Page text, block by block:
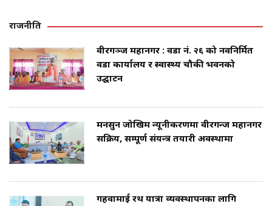
राजनीति
वीरगञ्ज महानगर : वडा नं. २६ को नवनिर्मित
वडा कार्यालय र स्वास्थ्य चौकी भवनको
उद्घाटन
मनसुन जोखिम न्यूनीकरणमा वीरगन्ज महानगर
सक्रिय, सम्पूर्ण संयन्त्र तयारी अवस्थामा
गहवामाई रथ यात्रा व्यवस्थापनका लागि